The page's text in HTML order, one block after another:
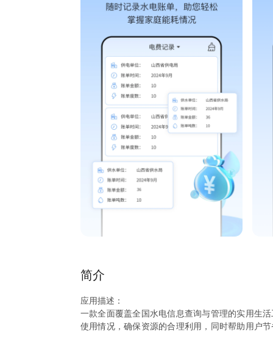
简介
应用描述：
一款全面覆盖全国水电信息查询与管理的实用生
使用情况，确保资源的合理利用，同时帮助用户